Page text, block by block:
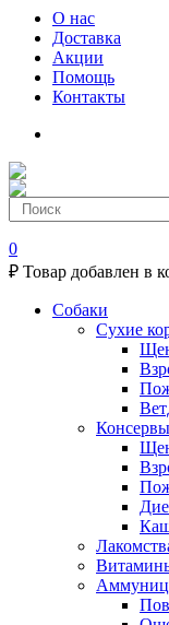
О нас
Доставка
Акции
Помощь
Контакты
0
₽ Товар добавлен в
Собаки
Сухие
Консервы